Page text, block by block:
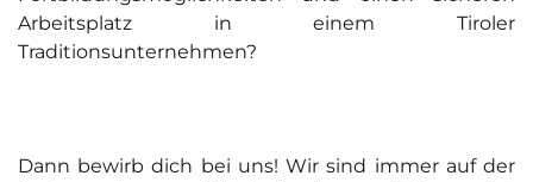
Arbeitsplatz in einem Tiroler
Traditionsunternehmen?
Dann bewirb dich bei uns! Wir sind immer auf der